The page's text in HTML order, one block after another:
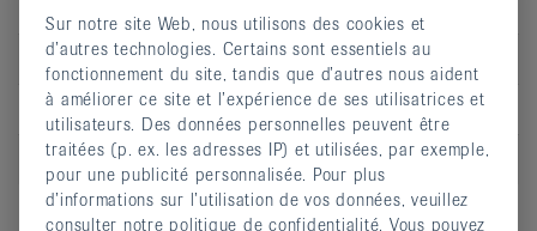
CP
2900
Lieu
Porrentruy
S’inscrire
Légende
Sur notre site Web, nous utilisons des cookies et
d’autres technologies. Certains sont essentiels au
fonctionnement du site, tandis que d’autres nous aident
à améliorer ce site et l’expérience de ses utilisatrices et
utilisateurs. Des données personnelles peuvent être
traitées (p. ex. les adresses IP) et utilisées, par exemple,
pour une publicité personnalisée. Pour plus
d’informations sur l’utilisation de vos données, veuillez
consulter notre politique de confidentialité. Vous pouvez